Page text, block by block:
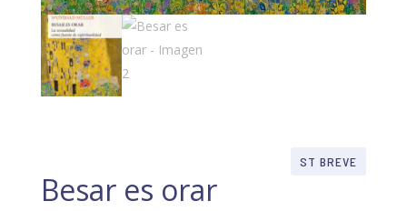
ST BREVE
Besar es orar